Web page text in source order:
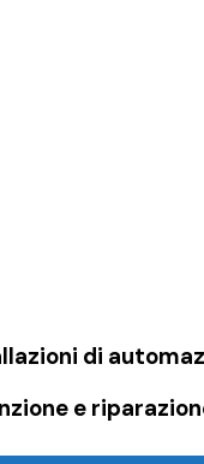
di
e